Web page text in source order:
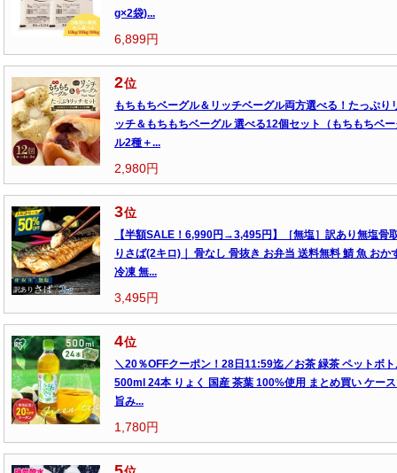
g×2袋)...
6,899円
2位
もちもちベーグル＆リッチベーグル両方選べる！たっぷり
ッチ＆もちもちベーグル 選べる12個セット（もちもちベ
ル2種＋...
2,980円
3位
【半額SALE！6,990円→3,495円】［無塩］訳あり無塩骨
りさば(2キロ)｜ 骨なし 骨抜き お弁当 送料無料 鯖 魚 おか
冷凍 無...
3,495円
4位
＼20％OFFクーポン！28日11:59迄／お茶 緑茶 ペットボ
500ml 24本 りょく 国産 茶葉 100%使用 まとめ買い ケー
旨み...
1,780円